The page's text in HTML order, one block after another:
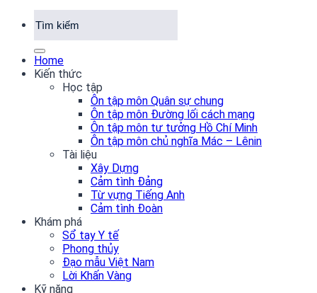
Home
Kiến thức
Học tập
Ôn tập môn Quân sự chung
Ôn tập môn Đường lối cách mạng
Ôn tập môn tư tưởng Hồ Chí Minh
Ôn tập môn chủ nghĩa Mác – Lênin
Tài liệu
Xây Dựng
Cảm tình Đảng
Từ vựng Tiếng Anh
Cảm tình Đoàn
Khám phá
Sổ tay Y tế
Phong thủy
Đạo mẫu Việt Nam
Lời Khấn Vàng
Kỹ năng